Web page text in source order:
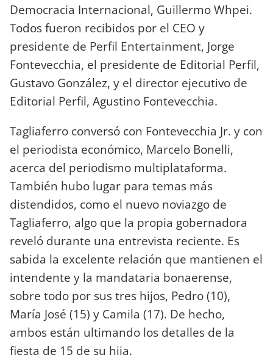
Democracia Internacional, Guillermo Whpei.
Todos fueron recibidos por el CEO y
presidente de Perfil Entertainment, Jorge
Fontevecchia, el presidente de Editorial Perfil,
Gustavo González, y el director ejecutivo de
Editorial Perfil, Agustino Fontevecchia.
Tagliaferro conversó con Fontevecchia Jr. y con
el periodista económico, Marcelo Bonelli,
acerca del periodismo multiplataforma.
También hubo lugar para temas más
distendidos, como el nuevo noviazgo de
Tagliaferro, algo que la propia gobernadora
reveló durante una entrevista reciente. Es
sabida la excelente relación que mantienen el
intendente y la mandataria bonaerense,
sobre todo por sus tres hijos, Pedro (10),
María José (15) y Camila (17). De hecho,
ambos están ultimando los detalles de la
fiesta de 15 de su hija.